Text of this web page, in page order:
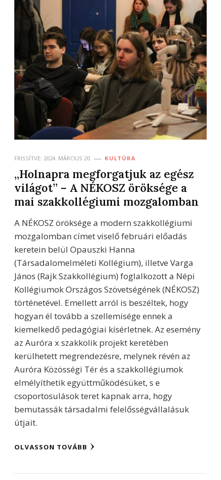
FRISSÍTVE: 2024. MÁRCIUS 20. KULTÚRA
„Holnapra megforgatjuk az egész
világot” – A NÉKOSZ öröksége a
mai szakkollégiumi mozgalomban
A NÉKOSZ öröksége a modern szakkollégiumi
mozgalomban címet viselő februári előadás
keretein belül Opauszki Hanna
(Társadalomelméleti Kollégium), illetve Varga
János (Rajk Szakkollégium) foglalkozott a Népi
Kollégiumok Országos Szövetségének (NÉKOSZ)
történetével. Emellett arról is beszéltek, hogy
hogyan él tovább a szellemisége ennek a
kiemelkedő pedagógiai kísérletnek. Az esemény
az Auróra x szakkolik projekt keretében
kerülhetett megrendezésre, melynek révén az
Auróra Közösségi Tér és a szakkollégiumok
elmélyíthetik együttműködésüket, s e
csoportosulások teret kapnak arra, hogy
bemutassák társadalmi felelősségvállalásuk
útjait.
OLVASSON TOVÁBB